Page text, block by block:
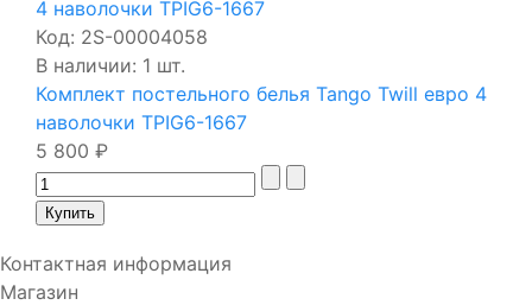
Код: 2S-00004058
В наличии: 1 шт.
Комплект постельного белья Tango Twill евро 4
наволочки TPIG6-1667
5 800 ₽
Контактная информация
Магазин